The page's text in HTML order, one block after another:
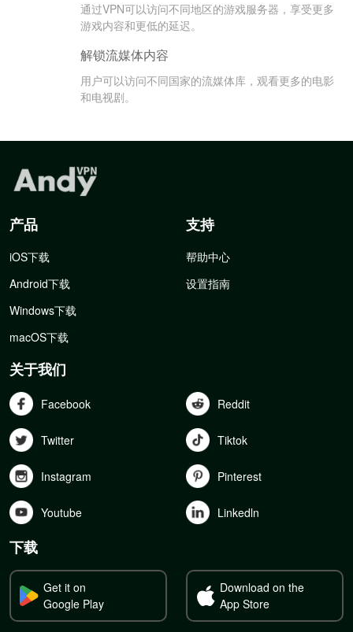
通过VPN可以访问不同地区的游戏服务器，享受更多
游戏内容和更低的延迟。
解锁流媒体内容
用户可以访问不同国家的流媒体库，观看更多的电影
和电视剧。
产品
iOS下载
Android下载
Windows下载
macOS下载
支持
帮助中心
设置指南
关于我们
Facebook Reddit
Twitter Tiktok
Instagram Pinterest
Youtube Linkedln
下载
Get it on
Google Play
Download on the
App Store